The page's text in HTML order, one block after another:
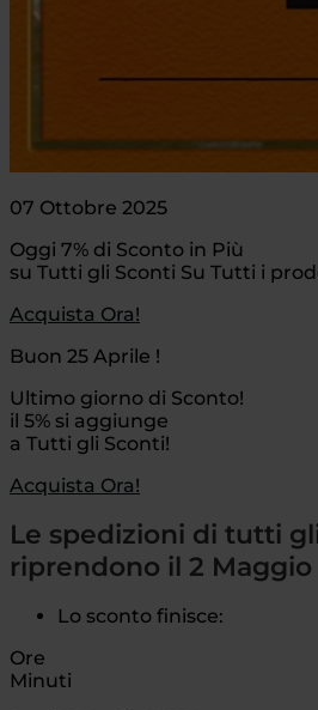
07 Ottobre 2025
Oggi 7% di Sconto in Più
su Tutti gli Sconti Su Tutti i
Acquista Ora!
Buon 25 Aprile !
Ultimo giorno di Sconto!
il 5% si aggiunge
a Tutti gli Sconti!
Acquista Ora!
Le spedizioni di tutti
riprendono il 2 Maggio
Lo sconto finisce:
Ore
Minuti